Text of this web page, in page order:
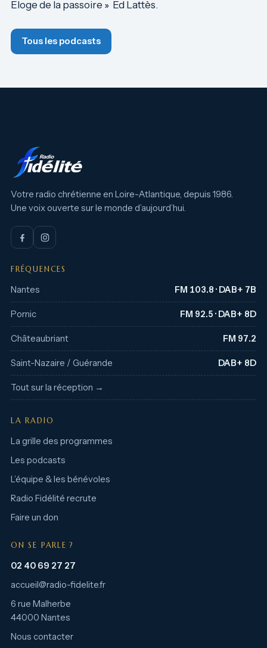
Eloge de la passoire » Ed Lattès.
Tous les podcasts
Votre radio chrétienne en Loire-Atlantique, depuis 1986.
Une voix ouverte sur le monde d’aujourd’hui.
FRÉQUENCES
Nantes FM 103.8 · DAB+ 7B
Pornic FM 92.5 · DAB+ 8D
Châteaubriant FM 97.2
Saint-Nazaire / Guérande DAB+ 8D
Tout sur la réception →
LA RADIO
La grille des programmes
Les podcasts
L’équipe & les bénévoles
Radio Fidélité recrute
Faire un don
ON SE PARLE ?
02 40 69 27 27
accueil@radio-fidelite.fr
6 rue Malherbe
44000 Nantes
Nous contacter